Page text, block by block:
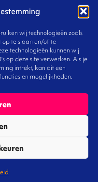
wij technologieën zoals
te slaan en/of te
technologieën kunnen wij
op deze site verwerken. Als je
intrekt, kan dit een
en mogelijkheden.
het Handboek